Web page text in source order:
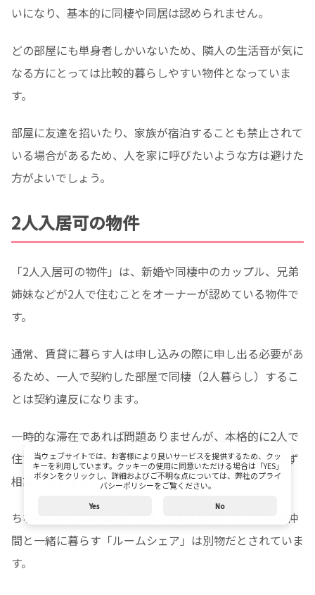
いになり、基本的に同棲や同居は認められません。
どの部屋にも単身者しかいないため、隣人の生活音が気に
なる方にとっては比較的暮らしやすい物件となっていま
す。
部屋に友達を招いたり、家族が宿泊することも禁止されて
いる場合があるため、人を家に呼びたいような方は避けた
方がよいでしょう。
2人入居可の物件
「2人入居可の物件」は、新婚や同棲中のカップル、兄弟
姉妹などが2人で住むことをオーナーが認めている物件で
す。
通常、賃貸に暮らす人は申し込みの際に申し出る必要があ
るため、一人で契約した部屋で同棲（2人暮らし）するこ
とは契約違反になります。
一時的な滞在であれば問題ありませんが、本格的に2人で
住む場合は2人入居可物件を探すか、オーナーさんに必ず
相談しましょう。
ちなみに多くの賃貸物件では「2人入居可」と、友達や仲
間と一緒に暮らす「ルームシェア」は別物だとされていま
す。
当ウェブサイトでは、お客様により良いサービスを提供するため、クッ
キーを利用しています。クッキーの使用に同意いただける場合は「YES」
ボタンをクリックし、詳細およびご不明な点については、弊社のプライ
バシーポリシーをご覧ください。
Yes No